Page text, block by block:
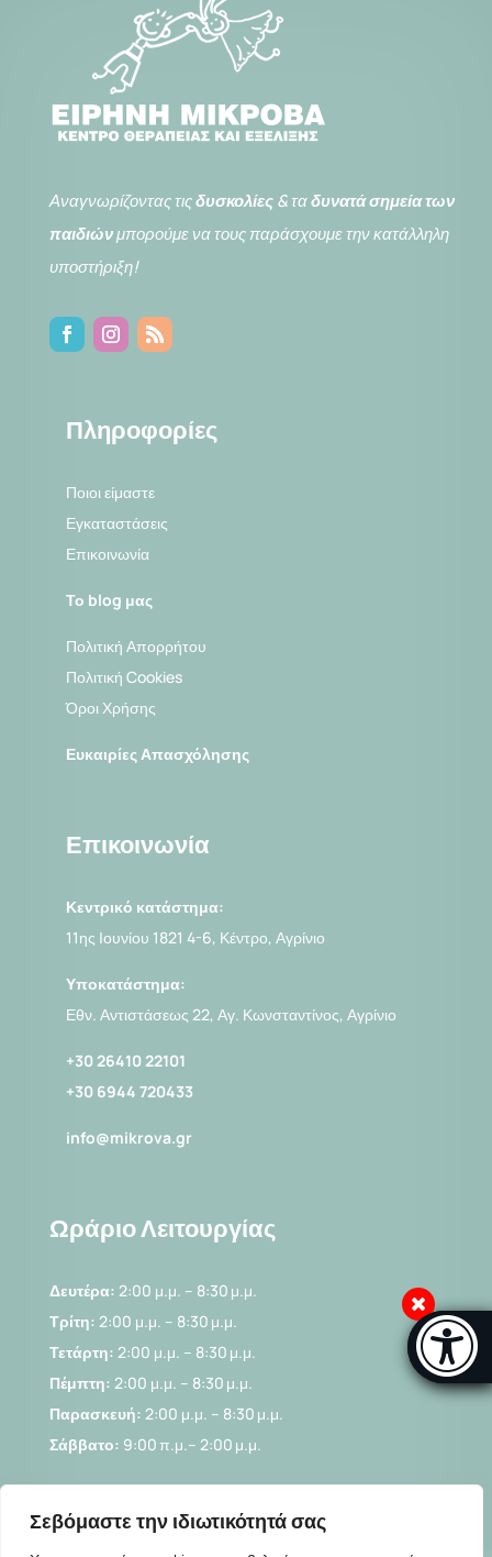
Μπάρα
Σεβόμαστε την ιδιωτικότητά σας
Αναγνωρίζοντας τις δυσκολίες& ταδυνατά σημεία των
παιδιώνμπορούμε να τους παράσχουμε την κατάλληλη
Ποιοι είμαστε
Εγκαταστάσεις
Επικοινωνία
Το blog μας
Πολιτική Απορρήτου
Πολιτική Cookies
Όροι Χρήσης
Κεντρικό κατάστημα:
11ης Ιουνίου 1821 4-6, Κέντρο, Αγρίνιο
Υποκατάστημα:
Εθν. Αντιστάσεως 22, Αγ. Κωνσταντίνος, Αγρίνιο
+30 26410 22101
+30 6944 720433
Δευτέρα:2:00 μ.μ. – 8:30 μ.μ.
Τρίτη:2:00 μ.μ. – 8:30 μ.μ.
Τετάρτη: 2:00 μ.μ. – 8:30 μ.μ.
Πέμπτη:2:00 μ.μ. – 8:30 μ.μ.
Παρασκευή:2:00 μ.μ. – 8:30 μ.μ.
Σάββατο:9:00 π.μ.– 2:00 μ.μ.